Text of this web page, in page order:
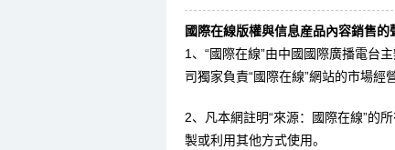
國際在線版權與信息産品內容銷售的
1、“國際在線”由中國國際廣播電台
司獨家負責“國際在線”網站的市場經營
2、凡本網註明“來源：國際在線”的
製或利用其他方式使用。